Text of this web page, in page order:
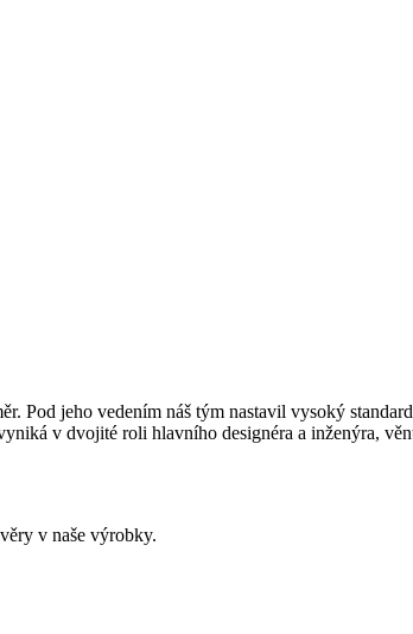
Pod jeho vedením náš tým nastavil vysoký
v dvojité roli hlavního designéra a inženýra,
v naše výrobky.